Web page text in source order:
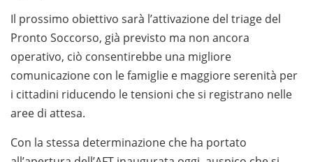
Il prossimo obiettivo sarà l’attivazione del triage del
Pronto Soccorso, già previsto ma non ancora
operativo, ciò consentirebbe una migliore
comunicazione con le famiglie e maggiore serenità per
i cittadini riducendo le tensioni che si registrano nelle
aree di attesa.
Con la stessa determinazione che ha portato